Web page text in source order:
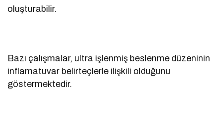
oluşturabilir.
Bazı çalışmalar, ultra işlenmiş beslenme düzeninin
inflamatuvar belirteçlerle ilişkili olduğunu
göstermektedir.